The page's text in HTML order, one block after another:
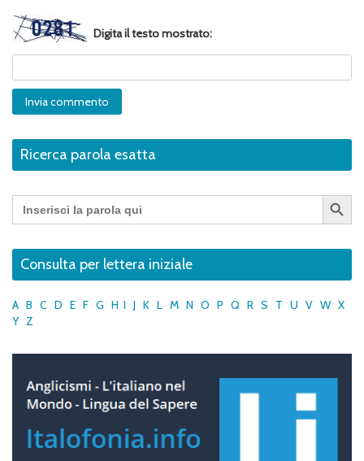
Digita il testo mostrato:
Ricerca parola esatta
Search
for:
Search Button
Consulta per lettera iniziale
A B C D E F G H I J K L M N O P Q R S T U V W X
Y Z